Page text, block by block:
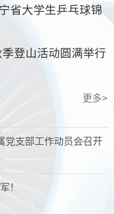
省大学生乒乓球锦
登山活动圆满举行
更多>
党支部工作动员会召开
！